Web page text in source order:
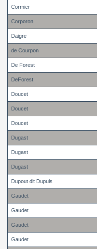
Cormier
Corporon
Daigre
de Courpon
De Forest
DeForest
Doucet
Doucet
Doucet
Dugast
Dugast
Dugast
Dupout dit Dupuis
Gaudet
Gaudet
Gaudet
Gaudet